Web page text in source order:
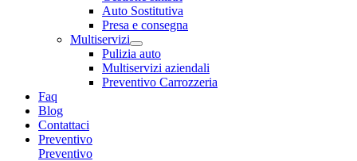
Auto Sostitutiva
Presa e consegna
Multiservizi
Pulizia auto
Multiservizi aziendali
Preventivo Carrozzeria
Faq
Blog
Contattaci
Preventivo
Preventivo